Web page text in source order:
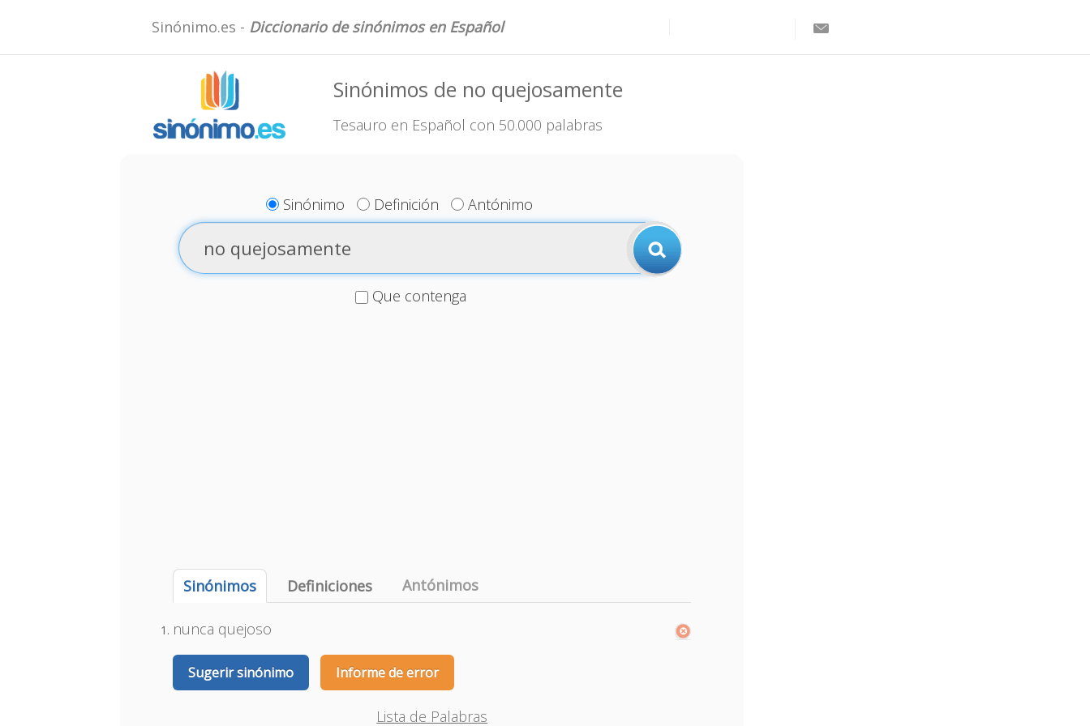
Sinónimo.es - Diccionario de sinónimos en Español
Sinónimos de no quejosamente
Tesauro en Español con 50.000 palabras
Sinónimo Definición Antónimo
Que contenga
Sinónimos Definiciones Antónimos
nunca quejoso
Sugerir sinónimo Informe de error
Lista de Palabras